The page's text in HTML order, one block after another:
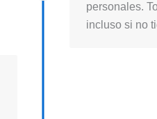
personales.
incluso si no